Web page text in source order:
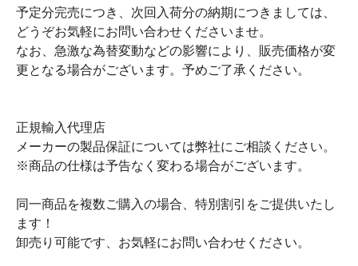
予定分完売につき、次回入荷分の納期につきましては、
どうぞお気軽にお問い合わせくださいませ。
なお、急激な為替変動などの影響により、販売価格が変
更となる場合がございます。予めご了承ください。
正規輸入代理店
メーカーの製品保証については弊社にご相談ください。
※商品の仕様は予告なく変わる場合がございます。
同一商品を複数ご購入の場合、特別割引をご提供いたし
ます！
卸売り可能です、お気軽にお問い合わせください。